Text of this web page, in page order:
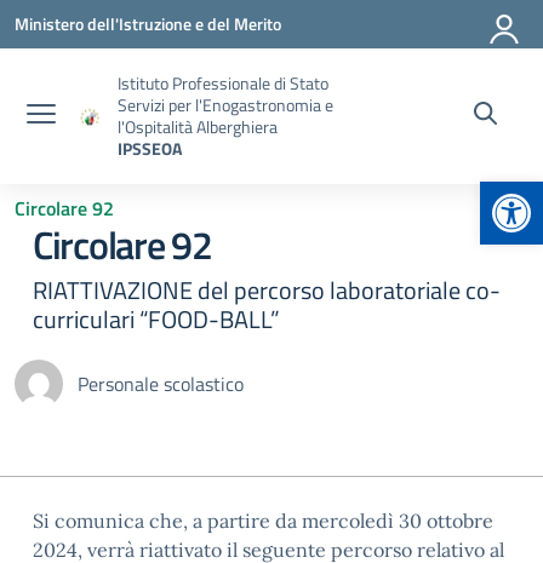
Vai ai contenuti
Vai al menu di navigazione
Vai al footer
Ministero dell'Istruzione e del Merito
Istituto Professionale di Stato
Servizi per l'Enogastronomia e
l'Ospitalità Alberghiera
IPSSEOA
Circolare 92
Circolare 92
RIATTIVAZIONE del percorso laboratoriale co-
curriculari “FOOD-BALL”
Personale scolastico
Si comunica che, a partire da mercoledì 30 ottobre
2024, verrà riattivato il seguente percorso relativo al